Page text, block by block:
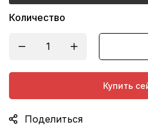
Количество
Купить
Поделиться